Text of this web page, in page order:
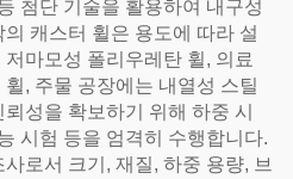
첨단 기술을 활용하여 내구성
캐스터 휠은 용도에 따라 설
마모성 폴리우레탄 휠, 의료
, 주물 공장에는 내열성 스틸
성을 확보하기 위해 하중 시
시험 등을 엄격히 수행합니다.
로서 크기, 재질, 하중 용량, 브